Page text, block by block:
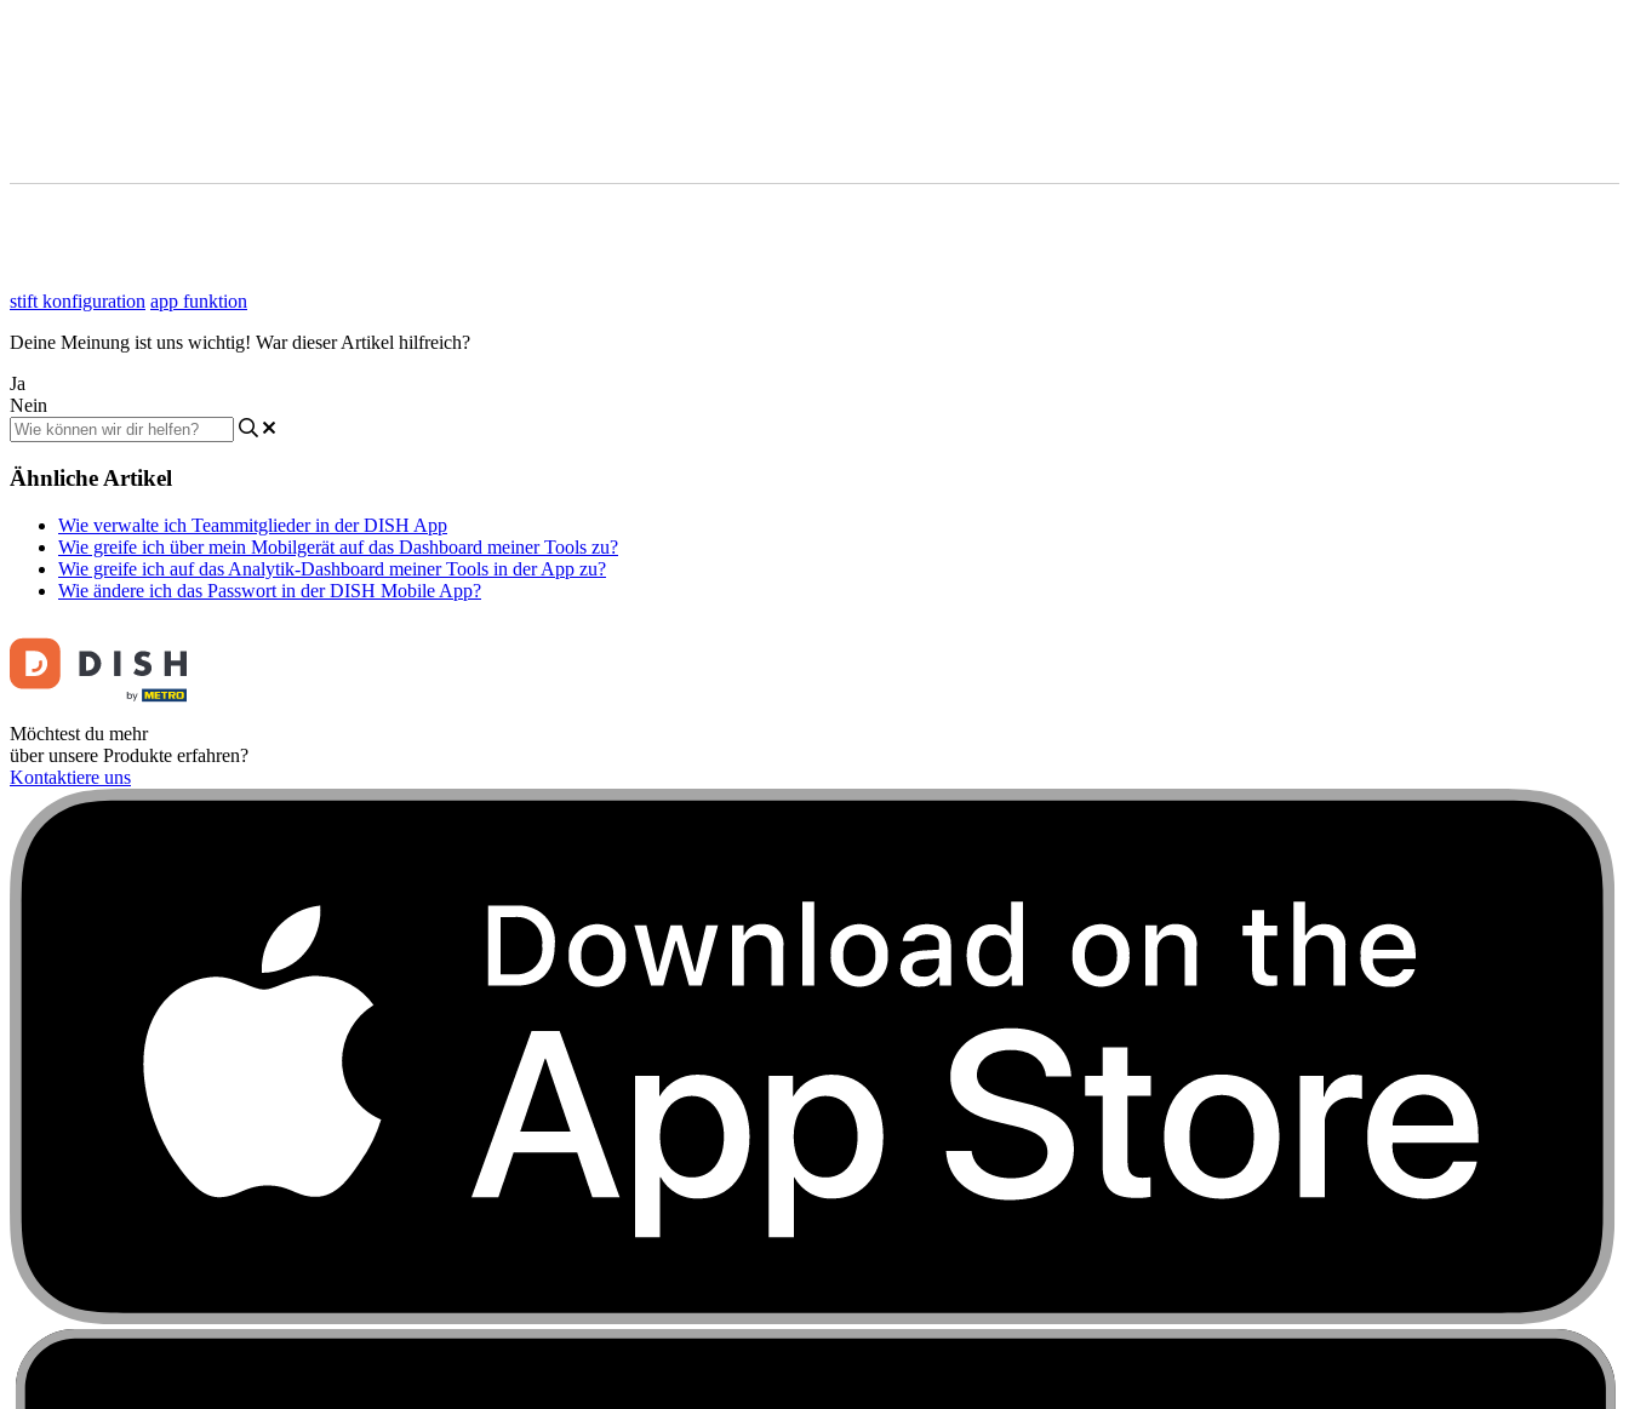
stift konfiguration app funktion
Deine Meinung ist uns wichtig! War dieser Artikel hilfreich?
Ja
Nein
Ähnliche Artikel
Wie verwalte ich Teammitglieder in der DISH App
Wie greife ich über mein Mobilgerät auf das Dashboard meiner Tools zu?
Wie greife ich auf das Analytik-Dashboard meiner Tools in der App zu?
Wie ändere ich das Passwort in der DISH Mobile App?
Möchtest du mehr
über unsere Produkte erfahren?
Kontaktiere uns